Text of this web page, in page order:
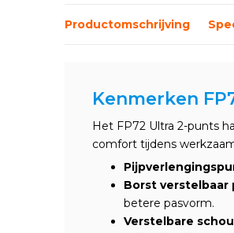
Productomschrijving
Kenmerken
Het FP72 Ultra 2-punts
comfort tijdens
Borst verstelbaar
betere pasvorm.
Verstelbare